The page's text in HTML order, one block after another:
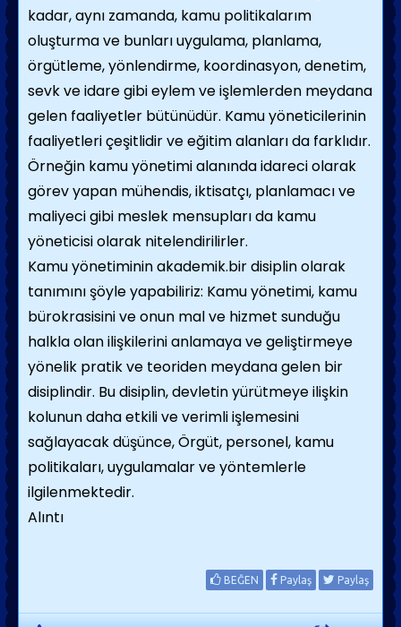
kadar, aynı zamanda, kamu poli­tikalarım
oluşturma ve bunları uygulama, planlama,
örgütleme, yönlendirme, koordinasyon, denetim,
sevk ve idare gibi eylem ve işlemlerden meydana
gelen faaliyetler bütünüdür. Kamu yöneticilerinin
faaliyetleri çeşitlidir ve eğitim alan­ları da farklıdır.
Örneğin kamu yönetimi alanında idareci olarak
görev yapan mühendis, iktisatçı, planlamacı ve
maliyeci gibi meslek mensupları da kamu
yöneticisi olarak nitelendirilirler.
Kamu yönetiminin akademik.bir disiplin olarak
tanımını şöyle yapabiliriz: Ka­mu yönetimi, kamu
bürokrasisini ve onun mal ve hizmet sunduğu
halkla olan ilişkilerini anlamaya ve geliştirmeye
yönelik pratik ve teoriden meydana gelen bir
disiplindir. Bu disiplin, devletin yürütmeye ilişkin
kolunun daha etkili ve verimli işlemesini
sağlayacak düşünce, Örgüt, personel, kamu
politikaları, uygu­lamalar ve yöntemlerle
ilgilenmektedir.
Alıntı
BEĞEN Paylaş Paylaş